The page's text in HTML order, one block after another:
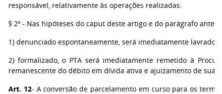
responsável, relativamente às operações realizadas.
§ 2º - Nas hipóteses do caput deste artigo e do parágrafo
1) denunciado espontaneamente, será imediatamente lavrado
2) formalizado, o PTA será imediatamente remetido à
remanescente do débito em dívida ativa e ajuizamento de sua
Art. 12- A conversão de parcelamento em curso para os